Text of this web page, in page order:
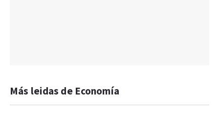
Más leidas de Economía